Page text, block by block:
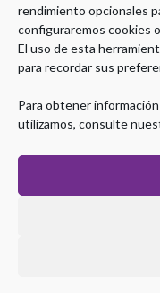
rendimiento opcionales
configuraremos cookies
El uso de esta
para recordar sus
Para obtener
utilizamos, consulte
Máster en